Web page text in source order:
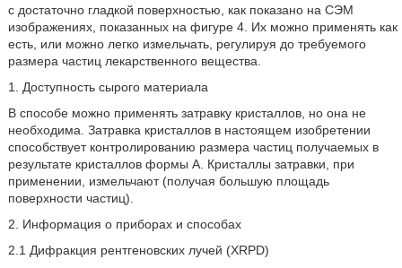
с достаточно гладкой поверхностью, как показано на СЭМ
изображениях, показанных на фигуре 4. Их можно применять как
есть, или можно легко измельчать, регулируя до требуемого
размера частиц лекарственного вещества.
1. Доступность сырого материала
В способе можно применять затравку кристаллов, но она не
необходима. Затравка кристаллов в настоящем изобретении
способствует контролированию размера частиц получаемых в
результате кристаллов формы A. Кристаллы затравки, при
применении, измельчают (получая большую площадь
поверхности частиц).
2. Информация о приборах и способах
2.1 Дифракция рентгеновских лучей (XRPD)